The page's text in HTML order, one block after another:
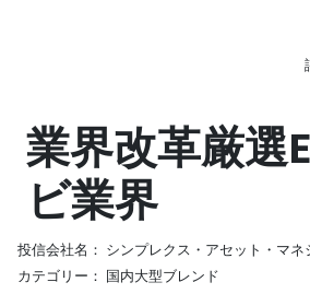
業界改革厳選
ビ業界
投信会社名： シンプレクス・アセット・マネ
カテゴリー： 国内大型ブレンド